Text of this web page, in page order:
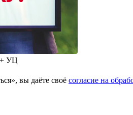
УЦ
вы даёте своё согласие на